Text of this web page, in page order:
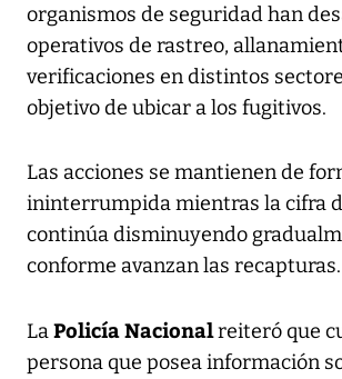
organismos de seguridad han
operativos de rastreo,
verificaciones en distintos
objetivo de ubicar a los fugitivos.
Las acciones se mantienen de
ininterrumpida mientras la cifra
continúa disminuyendo
conforme avanzan las recapturas.
LaPolicía Nacionalreiteró que
persona que posea información